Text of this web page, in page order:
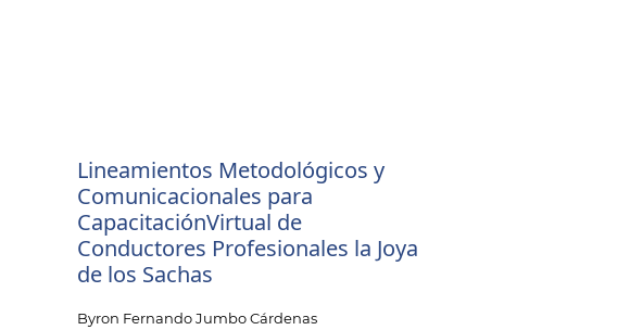
Lineamientos Metodológicos y
Comunicacionales para
CapacitaciónVirtual de
Conductores Profesionales la Joya
de los Sachas
Byron Fernando Jumbo Cárdenas